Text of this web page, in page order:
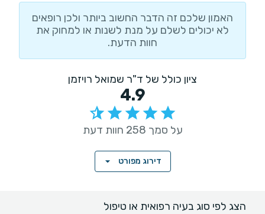
האמון שלכם זה הדבר החשוב ביותר ולכן רופאים
לא יכולים לשלם על מנת לשנות או למחוק את
חוות הדעת.
ציון כולל של ד"ר שמואל רויזמן
4.9
על סמך 258 חוות דעת
דירוג מפורט
הצג לפי סוג בעיה רפואית או טיפול